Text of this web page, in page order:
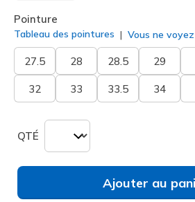
Pointure
Tableau des pointures Vous ne
27.5 28 28.5 29
32 33 33.5 34
QTÉ
Ajouter au